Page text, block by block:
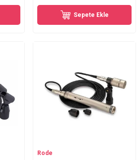
Sepete Ekle
Rode